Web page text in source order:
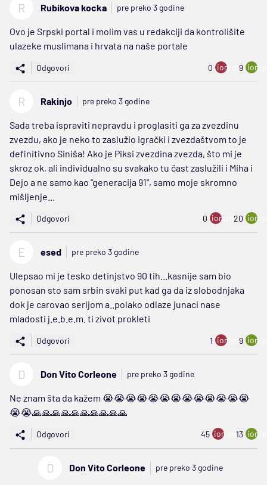
R Rubikova kocka pre preko 3 godine
Ovo je Srpski portal i molim vas u redakciji da kontrolišite
ulazeke muslimana i hrvata na naše portale
Odgovori 0 ion:minus
9
R Rakinjo pre preko 3 godine
Sada treba ispraviti nepravdu i proglasiti ga za zvezdinu
zvezdu, ako je neko to zaslužio igrački i zvezdaštvom to je
definitivno Siniša! Ako je Piksi zvezdina zvezda, što mi je
skroz ok, ali individualno su svakako tu čast zaslužili i Miha i
Dejo a ne samo kao "generacija 91", samo moje skromno
mišljenje...
Odgovori 0 ion:minus
20
E esed pre preko 3 godine
Ulepsao mi je tesko detinjstvo 90 tih...kasnije sam bio
ponosan sto sam srbin svaki put kad ga da iz slobodnjaka
dok je carovao serijom a..polako odlaze junaci nase
mladosti j.e.b.e.m. ti zivot prokleti
Odgovori 1 ion:minus
9
D Don Vito Corleone pre preko 3 godine
Ne znam šta da kažem 😭😭😭😭😭😭😭😭😭😭😭😭😭
😭😭🙏🙏🙏🙏🙏🙏🙏🙏🙏🙏
Odgovori 45 ion:minus
13
D Don Vito Corleone pre preko 3 godine